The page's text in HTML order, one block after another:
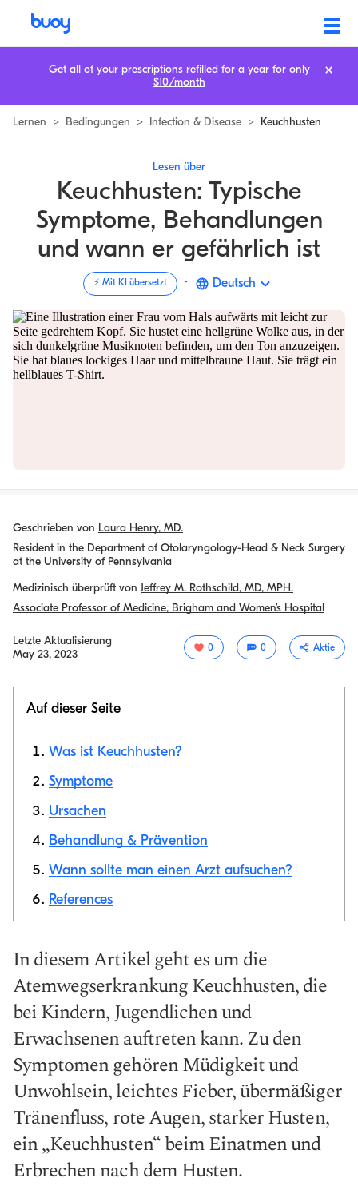
Lernen > Bedingungen > Infection & Disease > Keuchhusten
Lesen über
Keuchhusten: Typische
Symptome, Behandlungen
und wann er gefährlich ist
⚡️ Mit KI übersetzt · Deutsch
Geschrieben von Laura Henry, MD.
Resident in the Department of Otolaryngology-Head & Neck Surgery
at the University of Pennsylvania
Medizinisch überprüft von Jeffrey M. Rothschild, MD, MPH.
Associate Professor of Medicine, Brigham and Women’s Hospital
Letzte Aktualisierung
May 23, 2023
0 0 Aktie
Auf dieser Seite
Was ist Keuchhusten?
Symptome
Ursachen
Behandlung & Prävention
Wann sollte man einen Arzt aufsuchen?
References
In diesem Artikel geht es um die
Atemwegserkrankung Keuchhusten, die
bei Kindern, Jugendlichen und
Erwachsenen auftreten kann. Zu den
Symptomen gehören Müdigkeit und
Unwohlsein, leichtes Fieber, übermäßiger
Tränenfluss, rote Augen, starker Husten,
ein „Keuchhusten“ beim Einatmen und
Erbrechen nach dem Husten.
Get all of your prescriptions refilled for a year for only
$10/month